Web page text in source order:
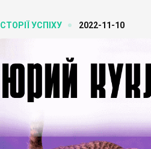
ІСТОРІЇ УСПІХУ 2022-11-10